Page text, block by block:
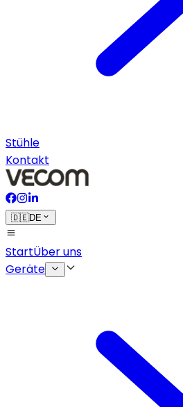
Stühle
Kontakt
🇩🇪DE
StartÜber uns
Geräte